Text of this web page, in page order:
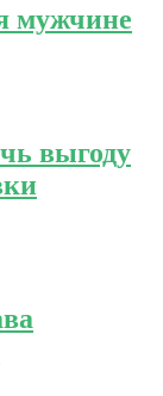
мужчине
выгоду